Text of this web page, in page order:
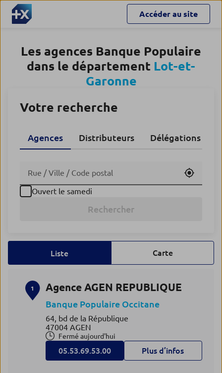
Accéder au site
Les agences Banque Populaire
dans le département Lot-et-
Garonne
Votre recherche
Agences Distributeurs Délégations
Utiliser
Ouvert le samedi
Rechercher
Liste Carte
1 Agence AGEN REPUBLIQUE
Banque Populaire Occitane
64, bd de la République
47004 AGEN
Fermé aujourd'hui
05.53.69.53.00 Plus d’infos